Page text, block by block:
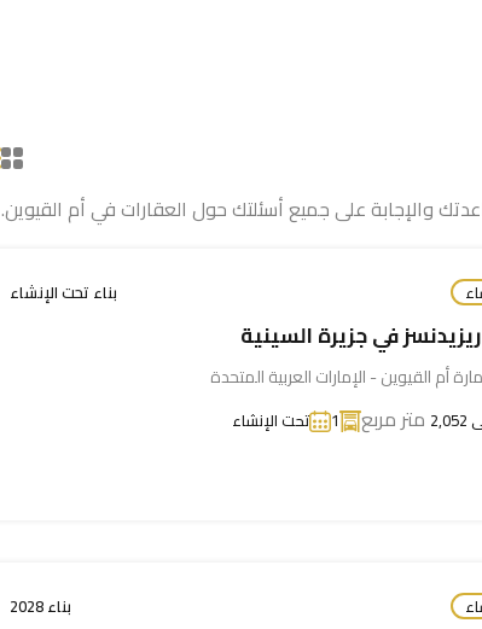
والإجابة على جميع أسئلتك حول العقارات في أم القيوين.
بناء تحت الإنشاء
في جزيرة السينية
أم القيوين - الإمارات العربية المتحدة
متر مربع 1
تحت الإنشاء
بناء 2028